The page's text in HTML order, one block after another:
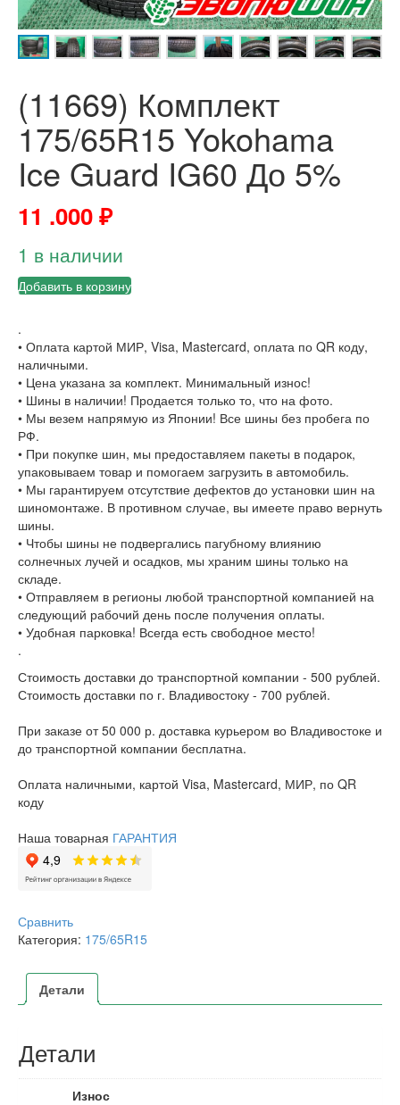
(11669) Комплект
175/65R15 Yokohama
Ice Guard IG60 До 5%
11 .000₽
1 в наличии
Добавить в корзину
.
• Оплата картой МИР, Visa, Mastercard, оплата по QR коду,
наличными.
• Цена указана за комплект. Минимальный износ!
• Шины в наличии! Продается только то, что на фото.
• Мы везем напрямую из Японии! Все шины без пробега по
РФ.
• При покупке шин, мы предоставляем пакеты в подарок,
упаковываем товар и помогаем загрузить в автомобиль.
• Мы гарантируем отсутствие дефектов до установки шин на
шиномонтаже. В противном случае, вы имеете право вернуть
шины.
• Чтобы шины не подвергались пагубному влиянию
солнечных лучей и осадков, мы храним шины только на
складе.
• Отправляем в регионы любой транспортной компанией на
следующий рабочий день после получения оплаты.
• Удобная парковка! Всегда есть свободное место!
.
Стоимость доставки до транспортной компании - 500 рублей.
Стоимость доставки по г. Владивостоку - 700 рублей.
При заказе от 50 000 р. доставка курьером во Владивостоке и
до транспортной компании бесплатна.
Оплата наличными, картой Visa, Mastercard, МИР, по QR
коду
Наша товарная ГАРАНТИЯ
Сравнить
Категория: 175/65R15
Детали
Детали
Износ